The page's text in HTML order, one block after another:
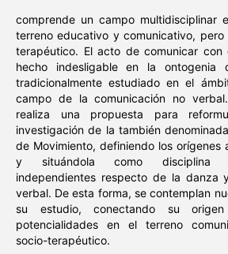
comprende un campo multidisciplinar
terreno educativo y comunicativo,
terapéutico. El acto de comunicar con
hecho indesligable en la ontogenia
tradicionalmente estudiado en el
campo de la comunicación no
realiza una propuesta para
investigación de la también
de Movimiento, definiendo los orígenes
y situándola como disciplina
independientes respecto de la danza
verbal. De esta forma, se contemplan
su estudio, conectando su
potencialidades en el terreno
socio-terapéutico.